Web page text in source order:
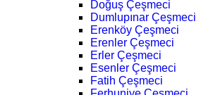
Doğuş Çeşmeci
Dumlupınar Çeşmeci
Erenköy Çeşmeci
Erenler Çeşmeci
Erler Çeşmeci
Esenler Çeşmeci
Fatih Çeşmeci